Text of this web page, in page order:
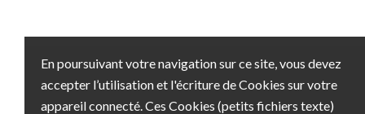
En poursuivant votre navigation sur ce site, vous devez
accepter l’utilisation et l'écriture de Cookies sur votre
appareil connecté. Ces Cookies (petits fichiers texte)